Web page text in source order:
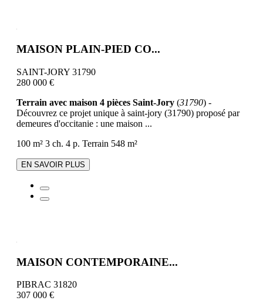
MAISON PLAIN-PIED CO...
SAINT-JORY 31790
280 000 €
Terrain avec maison 4 pièces Saint-Jory (31790) -
Découvrez ce projet unique à saint-jory (31790) proposé par
demeures d'occitanie : une maison ...
100 m² 3 ch. 4 p. Terrain 548 m²
EN SAVOIR PLUS
MAISON CONTEMPORAINE...
PIBRAC 31820
307 000 €